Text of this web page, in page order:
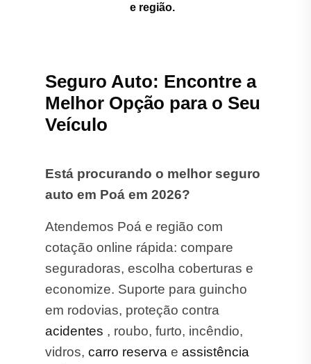
e região.
Seguro Auto: Encontre a
Melhor Opção para o Seu
Veículo
Está procurando o melhor seguro
auto em Poá em 2026?
Atendemos Poá e região com
cotação online rápida: compare
seguradoras, escolha coberturas e
economize. Suporte para guincho
em rodovias, proteção contra
acidentes , roubo, furto, incêndio,
vidros, carro reserva e assistência